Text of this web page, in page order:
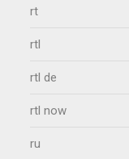
rt
rtl
rtl de
rtl now
ru